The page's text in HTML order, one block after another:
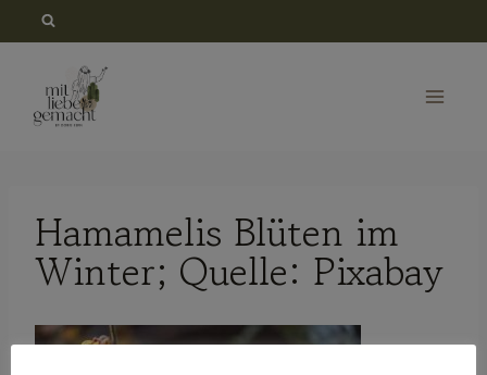
springen
Hamamelis Blüten im
Winter; Quelle: Pixabay